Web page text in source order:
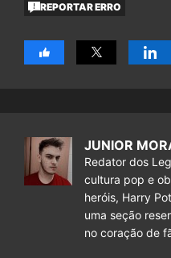
REPORTAR ERRO
JUNIOR
Redator dos
cultura pop e
heróis, Harry
uma seção
no coração de